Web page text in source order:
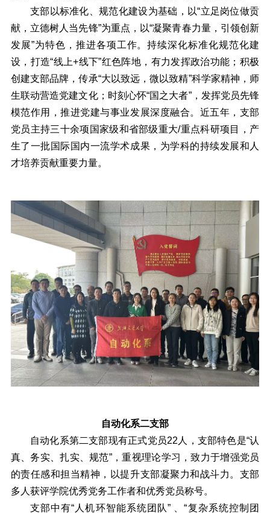
支部以标准化、规范化建设为基础，以“立足岗位做贡
献，立德树人当先锋”为重点，以“凝聚青春力量，引领创新
发展”为特色，推进各项工作。持续深化标准化规范化建
设，打造“线上+线下”红色阵地，有力发挥政治功能；积极
创建支部品牌，传承“大以致远，微以致精”科学家精神，师
生联动营造党建文化；时刻心怀“国之大者”，发挥党员先锋
模范作用，推进党建与事业发展深度融合。近五年，支部
党员主持三十余项国家级和省部级重大/重点科研项目，产
生了一批国际国内一流学术成果，为学科的持续发展和人
才培养贡献重要力量。
自动化系二支部
自动化系第二支部现有正式党员22人，支部特色是“认
真、务实、扎实、规范”，重视理论学习，致力于增强党员
的责任感和担当精神，以提升支部凝聚力和战斗力。支部
多人获评学院优秀党务工作者和优秀党员称号。
支部中有“人机环智能系统团队” 、“复杂系统控制团